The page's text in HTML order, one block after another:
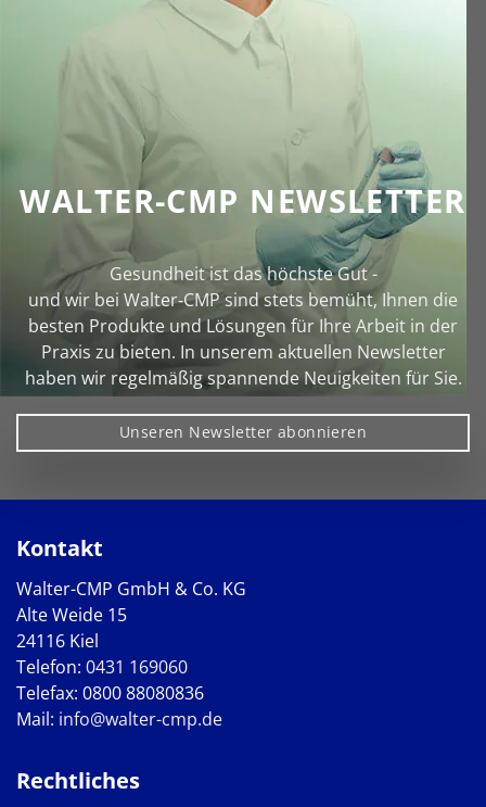
WALTER-CMP NEWSLETTER
Gesundheit ist das höchste Gut -
und wir bei Walter‑CMP sind stets bemüht, Ihnen die
besten Produkte und Lösungen für Ihre Arbeit in der
Praxis zu bieten. In unserem aktuellen Newsletter
haben wir regelmäßig spannende Neuigkeiten für Sie.
Unseren Newsletter abonnieren
Kontakt
Walter-CMP GmbH & Co. KG
Alte Weide 15
24116 Kiel
Telefon: 0431 169060
Telefax: 0800 88080836
Mail: info@walter-cmp.de
Rechtliches